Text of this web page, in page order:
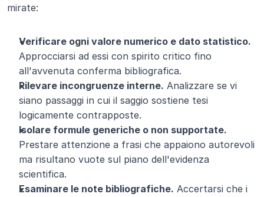
mirate:
Verificare ogni valore numerico e dato statistico.
Approcciarsi ad essi con spirito critico fino
all'avvenuta conferma bibliografica.
Rilevare incongruenze interne. Analizzare se vi
siano passaggi in cui il saggio sostiene tesi
logicamente contrapposte.
Isolare formule generiche o non supportate.
Prestare attenzione a frasi che appaiono autorevoli
ma risultano vuote sul piano dell'evidenza
scientifica.
Esaminare le note bibliografiche. Accertarsi che i